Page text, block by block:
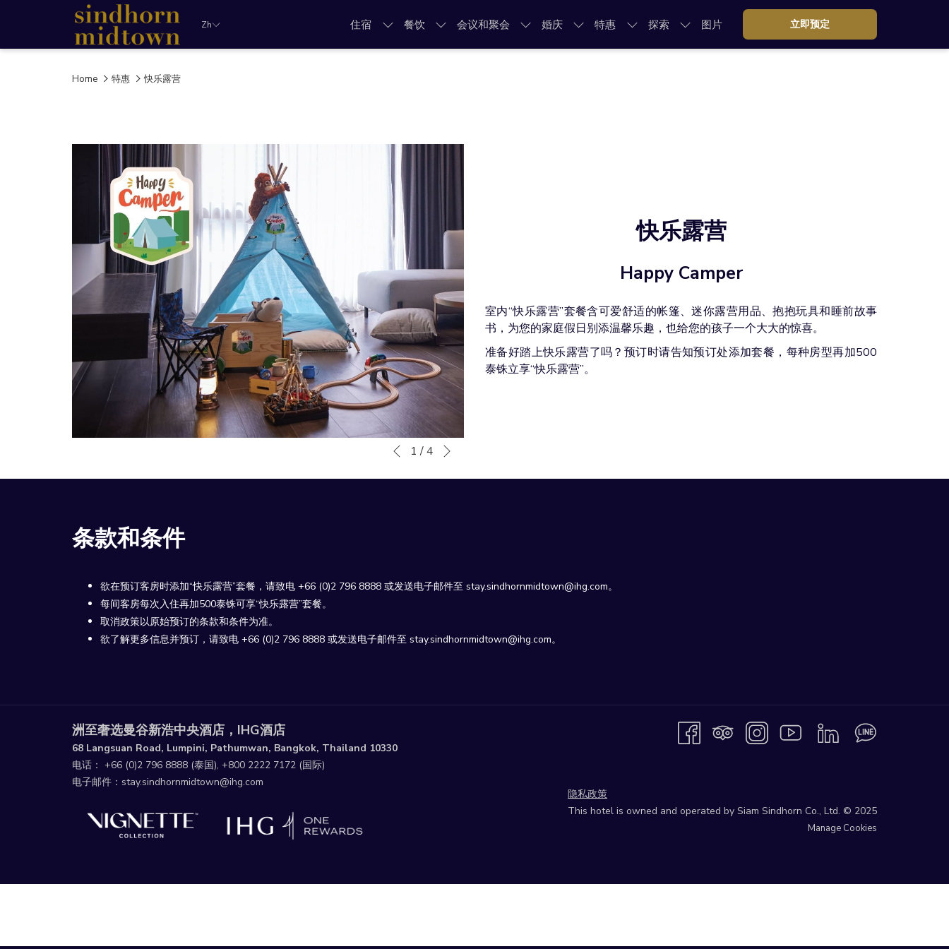
Zh 住宿 餐饮 会议和聚会 婚庆 特惠 探索 图片 立即预定
Home 特惠 快乐露营
幻
片
钮
点
以
新
的
上一页 1 /4
快乐露营
Happy Camper
室内“快乐露营”套餐含可爱舒适的帐篷、迷你露营用品、抱抱玩具和睡前故事
书，为您的家庭假日别添温馨乐趣，也给您的孩子一个大大的惊喜。
准备好踏上快乐露营了吗？预订时请告知预订处添加套餐，每种房型再加500
泰铢立享“快乐露营”。
条款和条件
欲在预订客房时添加“快乐露营”套餐，请致电 +66 (0)2 796 8888 或发送电子邮件至 stay.sindhornmidtown@ihg.com。
每间客房每次入住再加500泰铢可享“快乐露营”套餐。
取消政策以原始预订的条款和条件为准。
欲了解更多信息并预订，请致电 +66 (0)2 796 8888 或发送电子邮件至 stay.sindhornmidtown@ihg.com。
隐私政策
This hotel is owned and operated by Siam Sindhorn Co., Ltd. © 2025
Manage Cookies
洲至奢选曼谷新浩中央酒店，IHG酒店
68 Langsuan Road, Lumpini, Pathumwan, Bangkok, Thailand 10330
电话： +66 (0)2 796 8888 (泰国), +800 2222 7172 (国际)
电子邮件： stay.sindhornmidtown@ihg.com